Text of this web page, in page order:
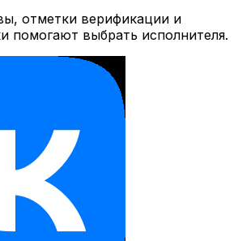
отметки верификации и
помогают выбрать исполнителя.